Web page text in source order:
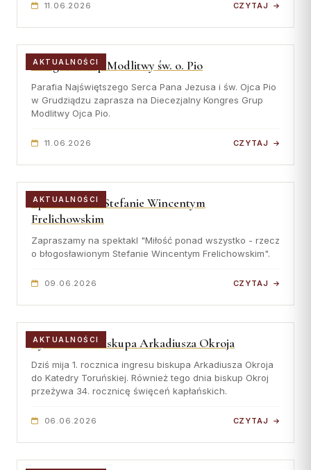
11.06.2026 CZYTAJ
AKTUALNOŚCI
Kongres Grup Modlitwy św. o. Pio
Parafia Najświętszego Serca Pana Jezusa i św. Ojca Pio
w Grudziądzu zaprasza na Diecezjalny Kongres Grup
Modlitwy Ojca Pio.
11.06.2026 CZYTAJ
AKTUALNOŚCI
Spektakl o bł. Stefanie Wincentym
Frelichowskim
Zapraszamy na spektakl "Miłość ponad wszystko - rzecz
o błogosławionym Stefanie Wincentym Frelichowskim".
09.06.2026 CZYTAJ
AKTUALNOŚCI
Życzenia dla biskupa Arkadiusza Okroja
Dziś mija 1. rocznica ingresu biskupa Arkadiusza Okroja
do Katedry Toruńskiej. Również tego dnia biskup Okroj
przeżywa 34. rocznicę święceń kapłańskich.
06.06.2026 CZYTAJ